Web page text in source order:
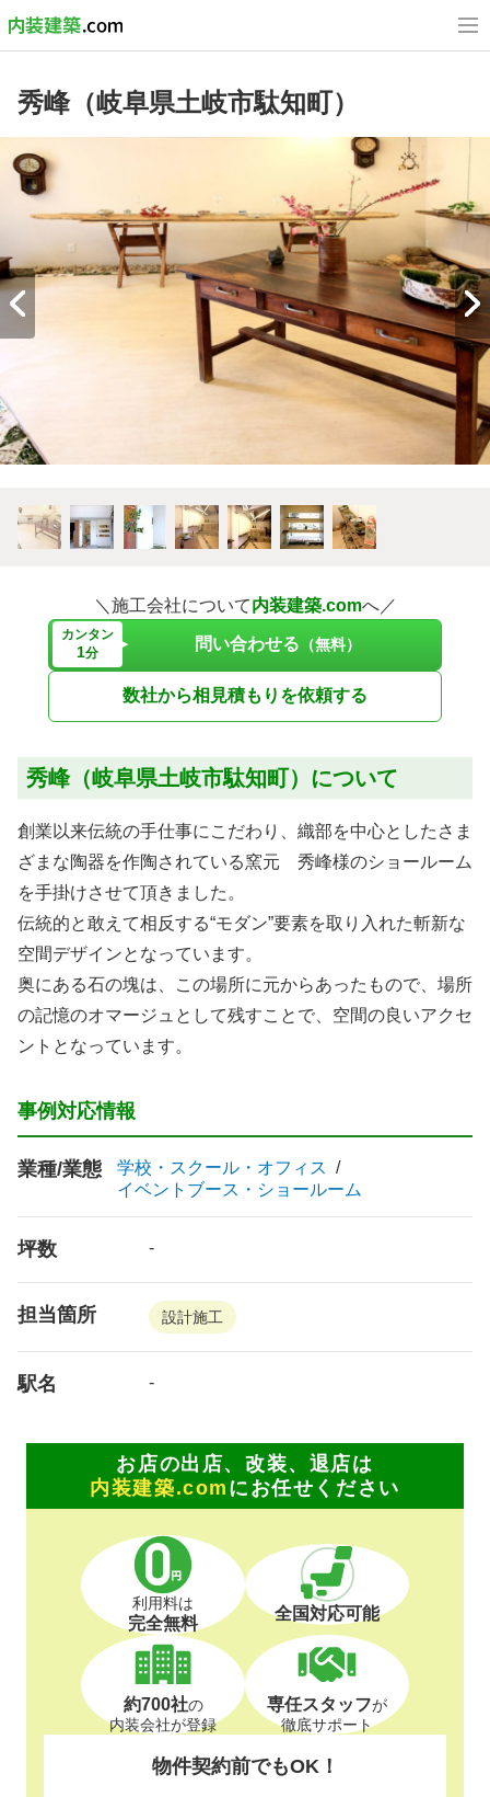
秀峰（岐阜県土岐市駄知町）
＼施工会社について内装建築.comへ／
カンタン
1分 問い合わせる （無料）
数社から相見積もりを依頼する
秀峰（岐阜県土岐市駄知町）について
創業以来伝統の手仕事にこだわり、織部を中心としたさま
ざまな陶器を作陶されている窯元 秀峰様のショールーム
を手掛けさせて頂きました。
伝統的と敢えて相反する“モダン”要素を取り入れた斬新な
空間デザインとなっています。
奥にある石の塊は、この場所に元からあったもので、場所
の記憶のオマージュとして残すことで、空間の良いアクセ
ントとなっています。
事例対応情報
業種/業態
学校・スクール・オフィス
イベントブース・ショールーム
坪数 -
担当箇所 設計施工
駅名 -
お店の出店、改装、退店は
内装建築.com にお任せください
利用料は
完全無料 全国対応可能
約700社の
内装会社が登録
専任スタッフが
徹底サポート
物件契約前でもOK！